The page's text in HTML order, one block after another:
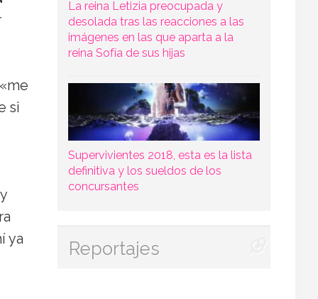
si
ya
La reina Letizia preocupada y
desolada tras las reacciones a las
imágenes en las que aparta a la
reina Sofía de sus hijas
Supervivientes 2018, esta es la lista
definitiva y los sueldos de los
concursantes
Reportajes